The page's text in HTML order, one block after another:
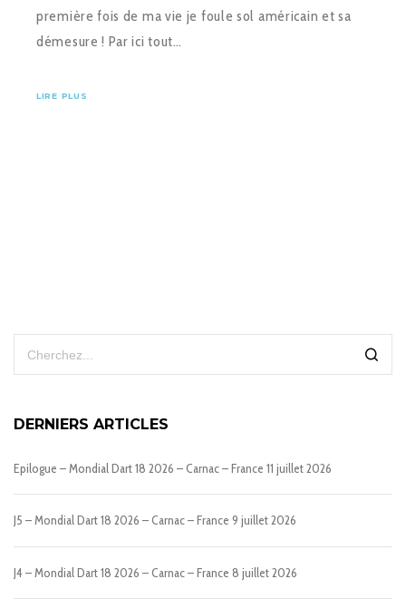
première fois de ma vie je foule sol américain et sa
démesure ! Par ici tout…
LIRE PLUS
DERNIERS ARTICLES
Epilogue – Mondial Dart 18 2026 – Carnac – France 11 juillet 2026
J5 – Mondial Dart 18 2026 – Carnac – France 9 juillet 2026
J4 – Mondial Dart 18 2026 – Carnac – France 8 juillet 2026